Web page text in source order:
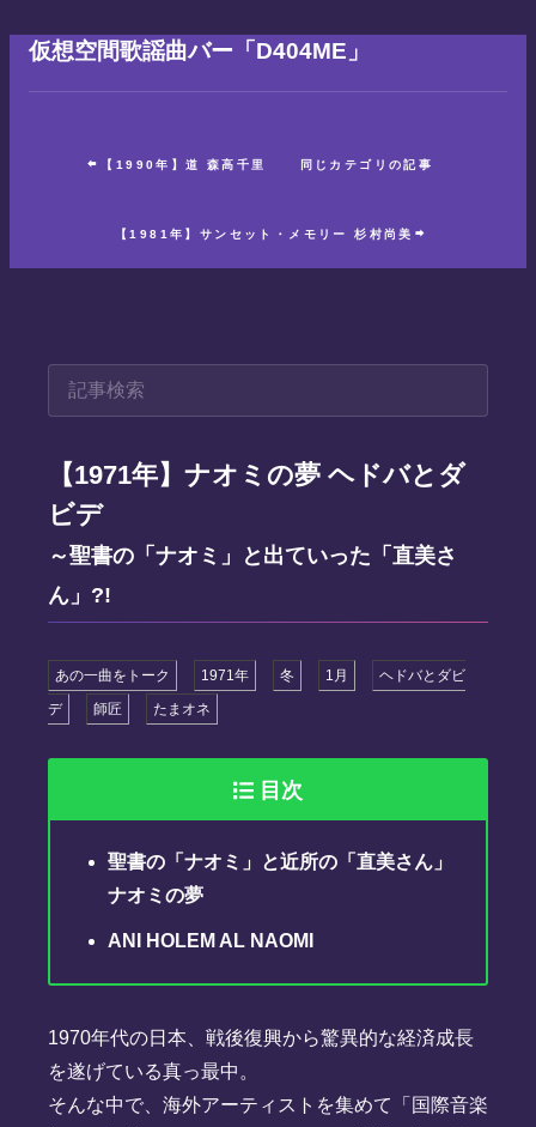
仮想空間歌謡曲バー「D404ME」
【1990年】道 森高千里 同じカテゴリの記事
【1981年】サンセット・メモリー 杉村尚美
【1971年】ナオミの夢 ヘドバとダ
ビデ
～聖書の「ナオミ」と出ていった「直美さ
ん」?!
あの一曲をトーク 1971年 冬 1月
ヘドバとダビ
デ
師匠 たまオネ
目次
聖書の「ナオミ」と近所の「直美さん」
ナオミの夢
ANI HOLEM AL NAOMI
1970年代の日本、戦後復興から驚異的な経済成長
を遂げている真っ最中。
そんな中で、海外アーティストを集めて「国際音楽